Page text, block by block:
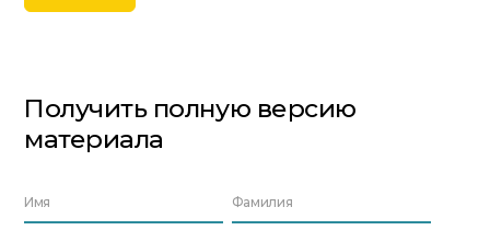
Получить полную версию
материала